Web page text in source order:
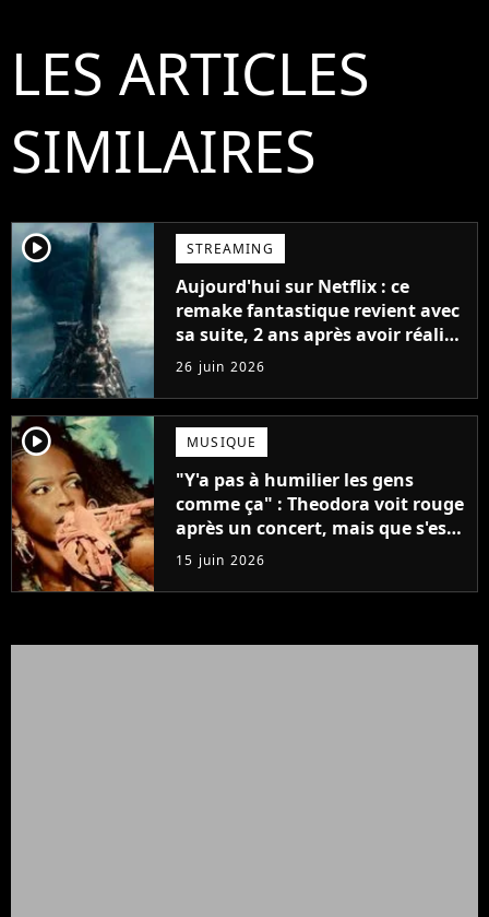
LES ARTICLES
SIMILAIRES
player2 STREAMING
Aujourd'hui sur Netflix : ce
remake fantastique revient avec
sa suite, 2 ans après avoir réalisé
60 millions de vues et régné 6
semaines dans le Top 10
26 juin 2026
player2 MUSIQUE
"Y'a pas à humilier les gens
comme ça" : Theodora voit rouge
après un concert, mais que s'est-
il passé ?
15 juin 2026